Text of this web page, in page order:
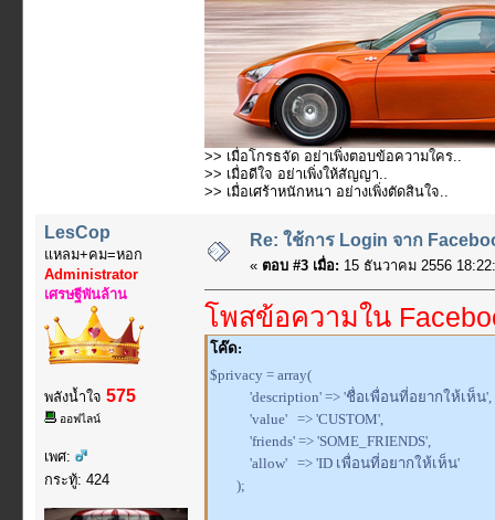
>> เมื่อโกรธจัด อย่าเพิ่งตอบข้อความใคร..
>> เมื่อดีใจ อย่าเพิ่งให้สัญญา..
>> เมื่อเศร้าหนักหนา อย่างเพิ่งตัดสินใจ..
LesCop
แหลม+คม=หอก
Administrator
เศรษฐีพันล้าน
พลังน้ำใจ 575
ออฟไลน์
เพศ:
กระทู้: 424
Re: ใช้การ Login จาก
« ตอบ #3 เมื่อ: 15 ธันวาคม 2556
โพสข้อความใน
โค๊ด:
$privacy = array(
'description' => 'ชื่อเพื่อนที่อยากให้เห็น',
'value' => 'CUSTOM',
'friends' => 'SOME_FRIENDS',
'allow' => 'ID เพื่อนที่อยากให้เห็น'
);